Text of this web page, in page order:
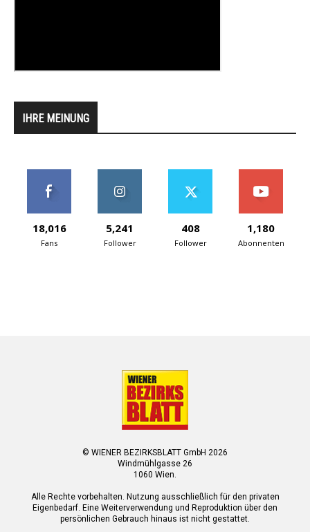
IHRE MEINUNG
18,016
Fans
5,241
Follower
408
Follower
1,180
Abonnenten
© WIENER BEZIRKSBLATT GmbH 2026
Windmühlgasse 26
1060 Wien.
Alle Rechte vorbehalten. Nutzung ausschließlich für den privaten
Eigenbedarf. Eine Weiterverwendung und Reproduktion über den
persönlichen Gebrauch hinaus ist nicht gestattet.